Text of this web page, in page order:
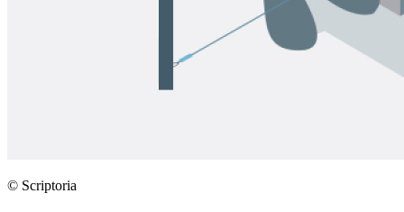
© Scriptoria